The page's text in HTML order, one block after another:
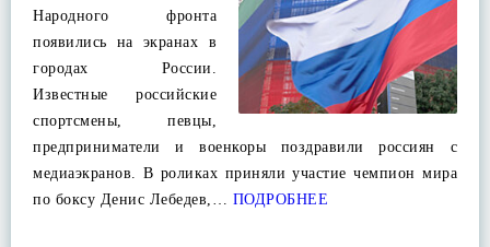
Народного фронта
появились на экранах в
городах России.
Известные российские
спортсмены, певцы,
предприниматели и военкоры поздравили россиян с
медиаэкранов. В роликах приняли участие чемпион мира
по боксу Денис Лебедев,… ПОДРОБНЕЕ